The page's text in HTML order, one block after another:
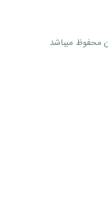
محفوظ ميباشد